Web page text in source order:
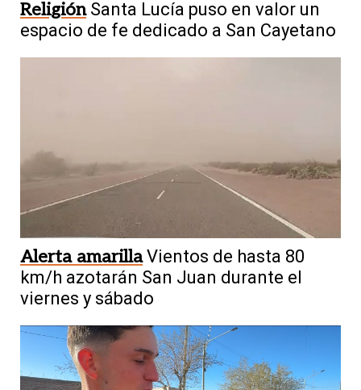
Religión Santa Lucía puso en valor un
espacio de fe dedicado a San Cayetano
Alerta amarilla Vientos de hasta 80
km/h azotarán San Juan durante el
viernes y sábado